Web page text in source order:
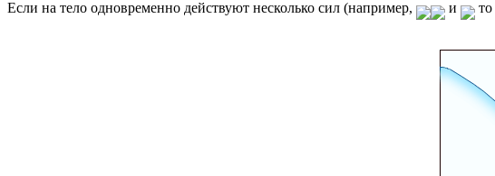
Если на тело одновременно действуют несколько сил (например, и